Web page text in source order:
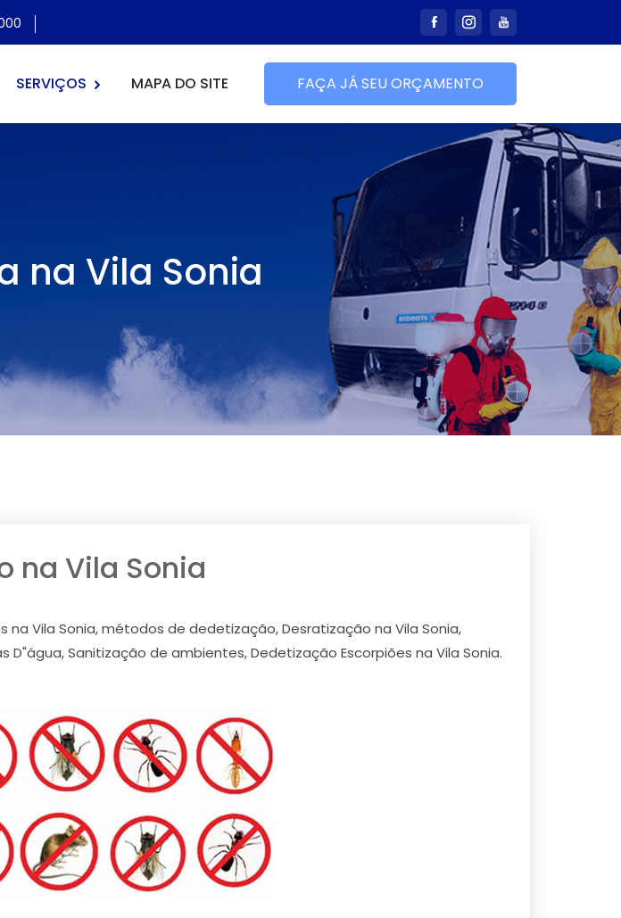
SERVIÇOS MAPA DO SITE FAÇA JÁ SEU ORÇAMENTO
na Vila Sonia
na Vila Sonia
Vila Sonia, métodos de dedetização, Desratização na Vila Sonia,
Sanitização de ambientes, Dedetização Escorpiões na Vila Sonia.